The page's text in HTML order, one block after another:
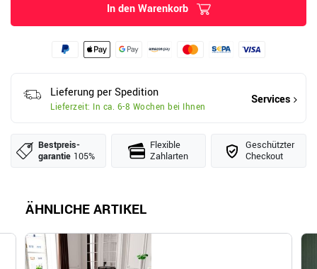
In den Warenkorb
Lieferung per Spedition
Lieferzeit: In ca. 6-8 Wochen bei Ihnen
Services
Bestpreis­
garantie 105%
Flexible
Zahlarten
Geschützter
Checkout
ÄHNLICHE ARTIKEL